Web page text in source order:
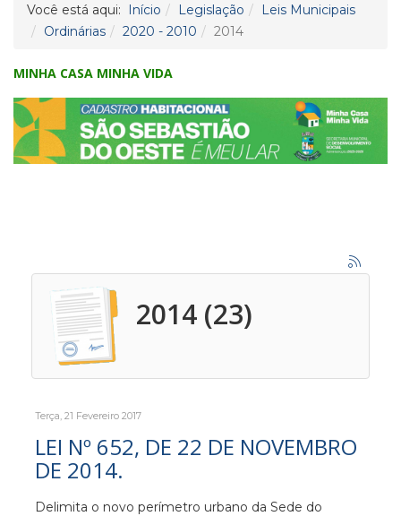
Você está aqui: Início Legislação
Leis Municipais
Ordinárias
2020 - 2010 2014
MINHA CASA MINHA VIDA
2014 (23)
Terça, 21 Fevereiro 2017
LEI Nº 652, DE 22 DE NOVEMBRO
DE 2014.
Delimita o novo perímetro urbano da Sede do